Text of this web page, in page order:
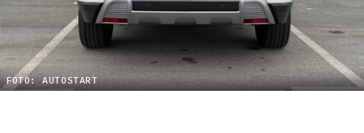
FOTO: AUTOSTART